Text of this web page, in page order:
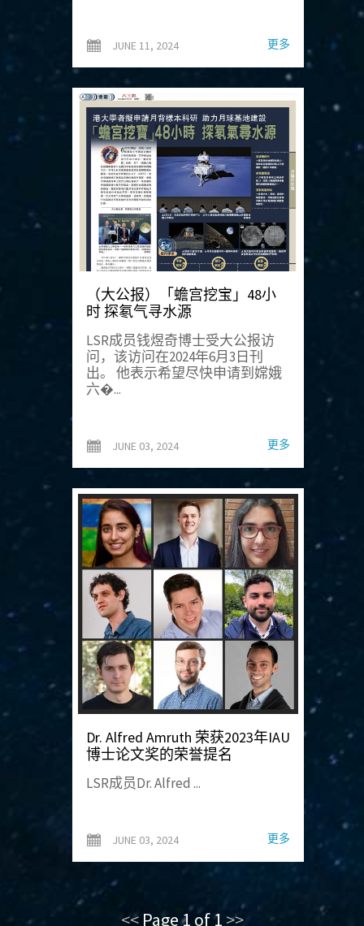
JUNE 11, 2024 更多
（大公报）「蟾宫挖宝」48小
时 探氡气寻水源
LSR成员钱煜奇博士受大公报访
问，该访问在2024年6月3日刊
出。 他表示希望尽快申请到嫦娥
六�...
JUNE 03, 2024 更多
Dr. Alfred Amruth 荣获2023年IAU
博士论文奖的荣誉提名
LSR成员Dr. Alfred ...
JUNE 03, 2024 更多
<<Page 1 of 1 >>